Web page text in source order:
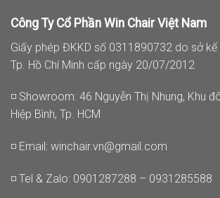
Công Ty Cổ Phần Win Chair Việt Nam
Giấy phép ĐKKD số 0311890732 do sở
Tp. Hồ Chí Minh cấp ngày 20/07/2012
◽ Showroom: 46 Nguyễn Thị Nhung, Khu
Hiệp Bình, Tp. HCM
◽ Email: winchair.vn@gmail.com
◽ Tel & Zalo: 0901287288 – 0931285588